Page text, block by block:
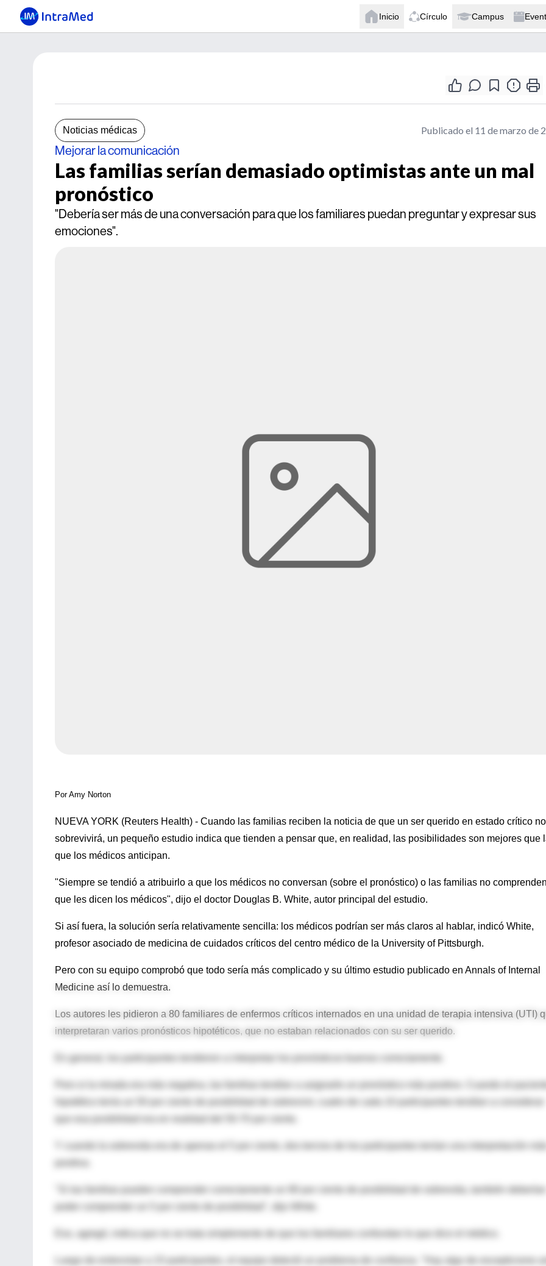
Inicio Círculo Campus
Noticias médicas Publicado el 11 de marzo de
Mejorar la comunicación
Las familias serían demasiado optimistas ante un mal
pronóstico
"Debería ser más de una conversación para que los familiares puedan preguntar y expresar sus
emociones".
Por Amy Norton
NUEVA YORK (Reuters Health) - Cuando las familias reciben la noticia de que un ser querido en estado crítico no
sobrevivirá, un pequeño estudio indica que tienden a pensar que, en realidad, las posibilidades son mejores que
que los médicos anticipan.
"Siempre se tendió a atribuirlo a que los médicos no conversan (sobre el pronóstico) o las familias no
que les dicen los médicos", dijo el doctor Douglas B. White, autor principal del estudio.
Si así fuera, la solución sería relativamente sencilla: los médicos podrían ser más claros al hablar, indicó White,
profesor asociado de medicina de cuidados críticos del centro médico de la University of Pittsburgh.
Pero con su equipo comprobó que todo sería más complicado y su último estudio publicado en Annals of Internal
Medicine así lo demuestra.
Los autores les pidieron a 80 familiares de enfermos críticos internados en una unidad de terapia intensiva (UTI)
interpretaran varios pronósticos hipotéticos, que no estaban relacionados con su ser querido.
En general, los participantes tendieron a interpretar los pronósticos buenos correctamente.
Pero si la mirada era más negativa, las familias tendían a asignarle un pronóstico más positivo. Cuando el paciente
Y cuando la sobrevida era de apenas el 5 por ciento, dos tercios de los participantes tenían una interpretación más
Eso, agregó, indica que no se trata simplemente de que los familiares confundan lo que dice el médico.
Luego de entrevistar a 15 participantes, el equipo detectó un problema de confianza. "Hay algo de escepticismo